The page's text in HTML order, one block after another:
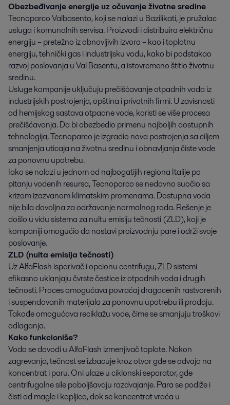
Obezbeđivanje energije uz očuvanje životne sredine
Tecnoparco Valbasento, koji se nalazi u Bazilikati, je pružalac
usluga i komunalnih servisa. Proizvodi i distribuira električnu
energiju – pretežno iz obnovljivih izvora – kao i toplotnu
energiju, tehnički gas i industrijsku vodu, kako bi podstakao
razvoj poslovanja u Val Basentu, a istovremeno štitio životnu
sredinu.
Usluge kompanije uključuju prečišćavanje otpadnih voda iz
industrijskih postrojenja, opština i privatnih firmi. U zavisnosti
od hemijskog sastava otpadne vode, koristi se više procesa
prečišćavanja. Da bi obezbedio primenu najboljih dostupnih
tehnologija, Tecnoparco je izgradio nova postrojenja sa ciljem
smanjenja uticaja na životnu sredinu i obnavljanja čiste vode
za ponovnu upotrebu.
Iako se nalazi u jednom od najbogatijih regiona Italije po
pitanju vodenih resursa, Tecnoparco se nedavno suočio sa
krizom izazvanom klimatskim promenama. Dostupna voda
nije bila dovoljna za održavanje normalnog rada. Rešenje je
došlo u vidu sistema za nultu emisiju tečnosti (ZLD), koji je
kompaniji omogućio da nastavi proizvodnju pare i održi svoje
poslovanje.
ZLD (nulta emisija tečnosti)
Uz AlfaFlash isparivač i opcionu centrifugu, ZLD sistemi
efikasno uklanjaju čvrste čestice iz otpadnih voda i drugih
tečnosti. Proces omogućava povraćaj dragocenih rastvorenih
i suspendovanih materijala za ponovnu upotrebu ili prodaju.
Takođe omogućava reciklažu vode, čime se smanjuju troškovi
odlaganja.
Kako funkcioniše?
Voda se dovodi u AlfaFlash izmenjivač toplote. Nakon
zagrevanja, tečnost se izbacuje kroz otvor gde se odvaja na
koncentrat i paru. Oni ulaze u ciklonski separator, gde
centrifugalne sile poboljšavaju razdvajanje. Para se podiže i
čisti od magle i kapljica, dok se koncentrat vraća u